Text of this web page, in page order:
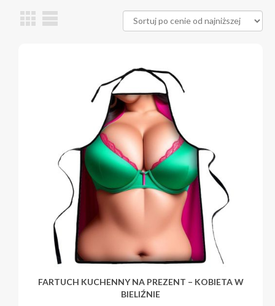
FARTUCH KUCHENNY NA PREZENT – KOBIETA W
BIELIŹNIE